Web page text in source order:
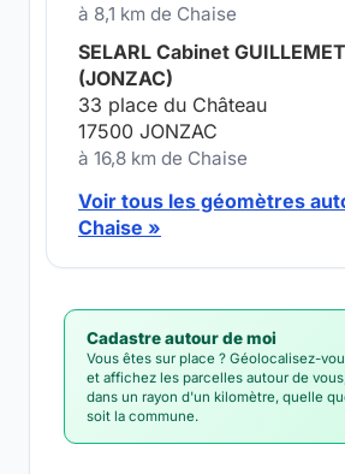
à 8,1 km de Chaise
SELARL Cabinet
(JONZAC)
33 place du Château
17500 JONZAC
à 16,8 km de Chaise
Voir tous les géomètres
Chaise »
Cadastre autour de moi
Vous êtes sur place ? Géolocalisez-
et affichez les parcelles autour de
dans un rayon d'un kilomètre, quelle
soit la commune.